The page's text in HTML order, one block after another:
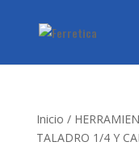
Inicio /
TALADRO 1/4 Y